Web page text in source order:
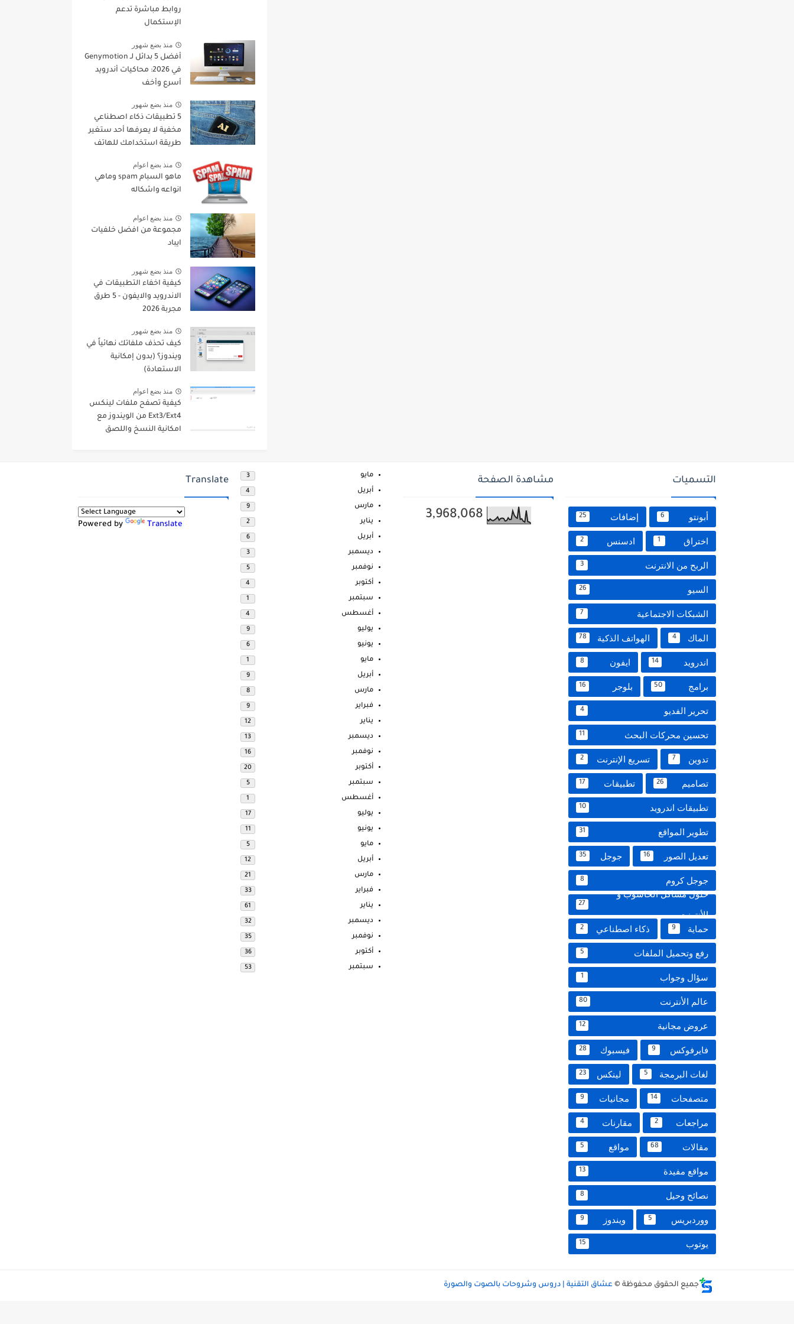
روابط مباشرة تدعم
الإستكمال
منذ بضع شهور
أفضل 5 بدائل لـ Genymotion
في 2026: محاكيات أندرويد
أسرع وأخف
منذ بضع شهور
5 تطبيقات ذكاء اصطناعي
مخفية لا يعرفها أحد ستغير
طريقة استخدامك للهاتف
منذ بضع اعوام
ماهو السبام spam وماهي
انواعه واشكاله
منذ بضع اعوام
مجموعة من افضل خلفيات
ايباد
منذ بضع شهور
كيفية اخفاء التطبيقات في
الاندرويد والايفون - 5 طرق
مجربة 2026
منذ بضع شهور
كيف تحذف ملفاتك نهائياً في
ويندوز؟ (بدون إمكانية
الاستعادة)
منذ بضع اعوام
كيفية تصفح ملفات لينكس
Ext3/Ext4 من الويندوز مع
امكانية النسخ واللصق
التسميات
أبونتو 6 إضافات 25
اختراق 1 ادسنس 2
الربح من الانترنت 3
السيو 26
الشبكات الاجتماعية 7
الماك 4 الهواتف الذكية 78
اندرويد 14 ايفون 8
برامج 50 بلوجر 16
تحرير الفديو 4
تحسين محركات البحث 11
تدوين 7 تسريع الإنترنت 2
تصاميم 26 تطبيقات 17
تطبيقات اندرويد 10
تطوير المواقع 31
تعديل الصور 16 جوجل 35
جوجل كروم 8
حلول مشاكل الحاسوب و
الأنترنت
27
حماية 9 ذكاء اصطناعي 2
رفع وتحميل الملفات 5
سؤال وجواب 1
عالم الأنترنت 80
عروض مجانية 12
فايرفوكس 9 فيسبوك 28
لغات البرمجة 5 لينكس 23
متصفحات 14 مجانيات 9
مراجعات 2 مقارنات 4
مقالات 68 مواقع 5
مواقع مفيدة 13
نصائح وحيل 8
ووردبريس 5 ويندوز 9
يوتوب 15
مشاهدة الصفحة
3,968,068
مايو 3
أبريل 4
مارس 9
يناير 2
أبريل 6
ديسمبر 3
نوفمبر 5
أكتوبر 4
سبتمبر 1
أغسطس 4
يوليو 9
يونيو 6
مايو 1
أبريل 9
مارس 8
فبراير 9
يناير 12
ديسمبر 13
نوفمبر 16
أكتوبر 20
سبتمبر 5
أغسطس 1
يوليو 17
يونيو 11
مايو 5
أبريل 12
مارس 21
فبراير 33
يناير 61
ديسمبر 32
نوفمبر 35
أكتوبر 36
سبتمبر 53
Translate
Powered by Translate
جميع الحقوق محفوظة © عشاق التقنية | دروس وشروحات بالصوت والصورة